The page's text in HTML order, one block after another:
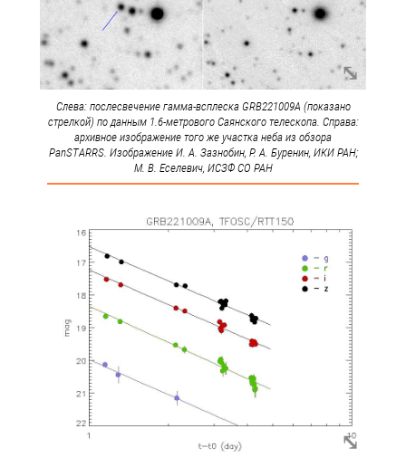
Слева: послесвечение гамма-всплеска GRB221009A (показано
стрелкой) по данным 1.6-метрового Саянского телескопа. Справа:
архивное изображение того же участка неба из обзора
PanSTARRS. Изображение И. А. Зазнобин, Р. А. Буренин, ИКИ РАН;
М. В. Еселевич, ИСЗФ СО РАН